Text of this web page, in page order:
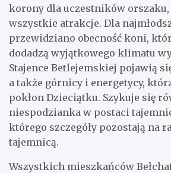
korony dla uczestników orszaku,
wszystkie atrakcje. Dla
przewidziano obecność koni,
dodadzą wyjątkowego klimatu
Stajence Betlejemskiej pojawią
a także górnicy i energetycy,
pokłon Dzieciątku. Szykuje się
niespodzianka w postaci
którego szczegóły pozostają na
tajemnicą.
Wszystkich mieszkańców